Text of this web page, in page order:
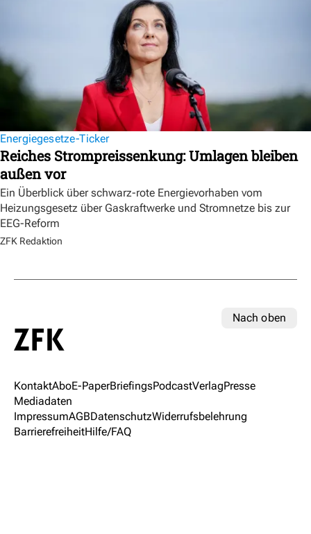
Energiegesetze-Ticker
Reiches Strompreissenkung: Umlagen bleiben
außen vor
Ein Überblick über schwarz-rote Energievorhaben vom
Heizungsgesetz über Gaskraftwerke und Stromnetze bis zur
EEG-Reform
ZFK Redaktion
Nach oben
KontaktAboE-PaperBriefingsPodcastVerlagPresse
Mediadaten
ImpressumAGBDatenschutzWiderrufsbelehrung
BarrierefreiheitHilfe/FAQ